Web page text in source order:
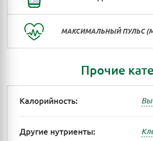
МАКСИМАЛЬНЫЙ ПУЛЬС
Прочие
Калорийность:
Другие нутриенты: